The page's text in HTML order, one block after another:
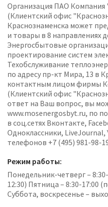
Организация ПАО
(Клиентский офис
Краснознаменска может
и товары в 8 направлениях
Энергосбытовые
проектирование систем
Техобслуживание
по адресу пр-кт Мира, 13 в
контактным лицом фирмы
(Клиентский офис
ответ на Ваш вопрос, вы
www.mosenergosbyt.ru, по
в соц.сетях Вконтакте,
Одноклассники,
телефонов +7 (495) 981-98-
Режим работы:
Понедельник-четверг –
12:30) Пятница – 8:30-17:00
Суббота, воскресенье –